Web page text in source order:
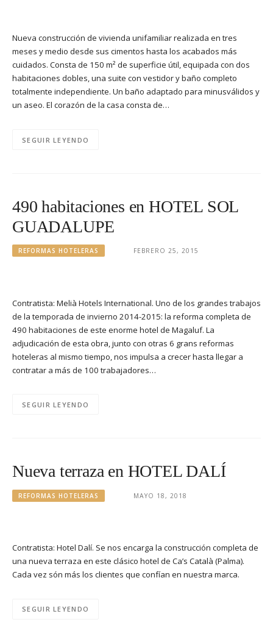
Nueva construcción de vivienda unifamiliar realizada en tres
meses y medio desde sus cimentos hasta los acabados más
cuidados. Consta de 150 m² de superficie útil, equipada con dos
habitaciones dobles, una suite con vestidor y baño completo
totalmente independiente. Un baño adaptado para minusválidos y
un aseo. El corazón de la casa consta de…
SEGUIR LEYENDO
490 habitaciones en HOTEL SOL
GUADALUPE
REFORMAS HOTELERAS FEBRERO 25, 2015
Contratista: Melià Hotels International. Uno de los grandes trabajos
de la temporada de invierno 2014-2015: la reforma completa de
490 habitaciones de este enorme hotel de Magaluf. La
adjudicación de esta obra, junto con otras 6 grans reformas
hoteleras al mismo tiempo, nos impulsa a crecer hasta llegar a
contratar a más de 100 trabajadores…
SEGUIR LEYENDO
Nueva terraza en HOTEL DALÍ
REFORMAS HOTELERAS MAYO 18, 2018
Contratista: Hotel Dalí. Se nos encarga la construcción completa de
una nueva terraza en este clásico hotel de Ca’s Català (Palma).
Cada vez són más los clientes que confían en nuestra marca.
SEGUIR LEYENDO